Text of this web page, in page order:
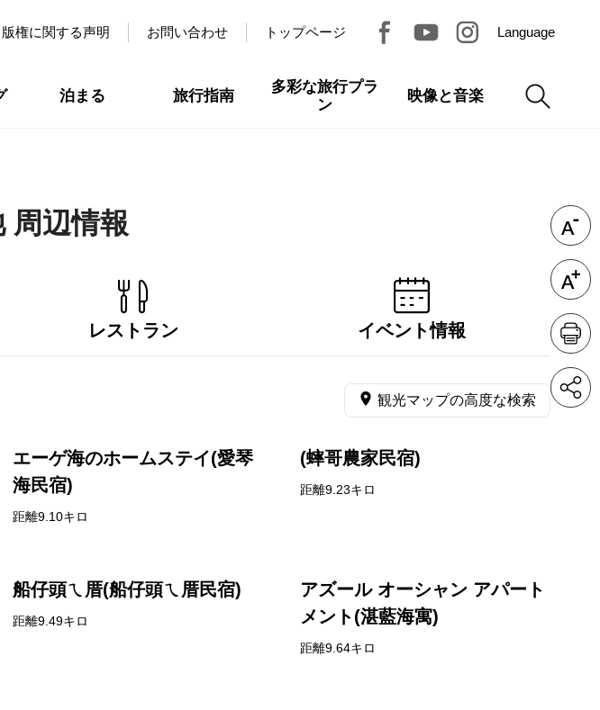
版権に関する声明 お問い合わせ トップページ Language
泊まる 旅行指南
多彩な旅行プラ
ン
映像と音楽
周辺情報
レストラン イベント情報
観光マップの高度な検索
エーゲ海のホームステイ(愛琴
海民宿)
距離9.10キロ
(蟀哥農家民宿)
距離9.23キロ
船仔頭ㄟ厝(船仔頭ㄟ厝民宿)
距離9.49キロ
アズール オーシャン アパート
メント(湛藍海寓)
距離9.64キロ